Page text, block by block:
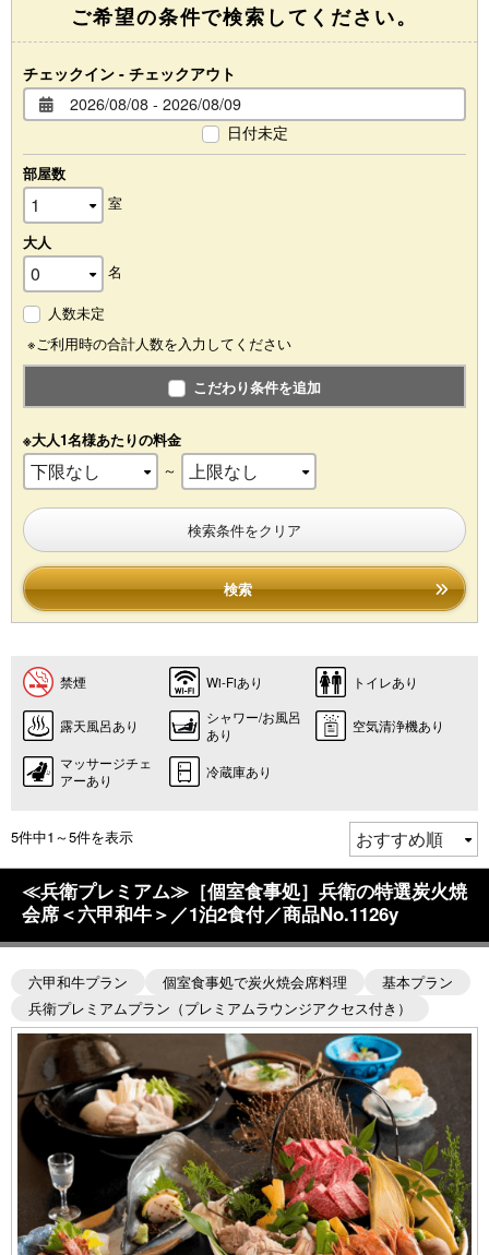
ご希望の条件で検索してください。
チェックイン - チェックアウト
日付未定
部屋数
室
大人
名
人数未定
※ご利用時の合計人数を入力してください
こだわり条件を追加
※大人1名様あたりの料金
～
検索条件をクリア
検索
禁煙 Wi-Fiあり トイレあり
露天風呂あり
シャワー/お風呂
あり
空気清浄機あり
マッサージチェ
アーあり
冷蔵庫あり
5件中1～5件を表示
≪兵衛プレミアム≫［個室食事処］兵衛の特選炭火焼
会席＜六甲和牛＞／1泊2食付／商品No.1126y
六甲和牛プラン 個室食事処で炭火焼会席料理
基本プラン
兵衛プレミアムプラン（プレミアムラウンジアクセス付き）